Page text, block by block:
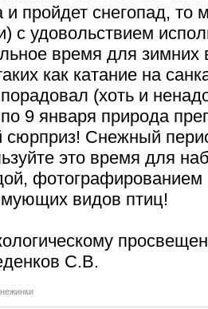
и пройдет снегопад, то
с удовольствием
время для зимних
как катание на
(хоть и
9 января природа
Снежный
это время для
фотографированием
видов птиц!
С.В.